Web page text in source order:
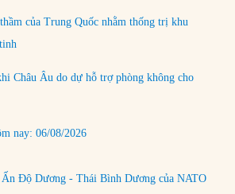
của Trung Quốc nhằm thống trị khu
Châu Âu do dự hỗ trợ phòng không cho
nay: 06/08/2026
Độ Dương - Thái Bình Dương của NATO